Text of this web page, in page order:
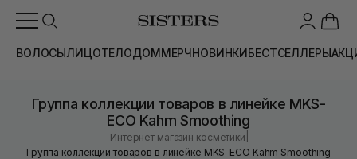
ВОЛОСЫЛИЦОТЕЛОДОММЕРЧНОВИНКИБЕСТСЕЛЛЕРЫ
Группа коллекции товаров в линейке MKS-
ECO Kahm Smoothing
Интернет магазин косметики
Группа коллекции товаров в линейке MKS-ECO Kahm Smoothing